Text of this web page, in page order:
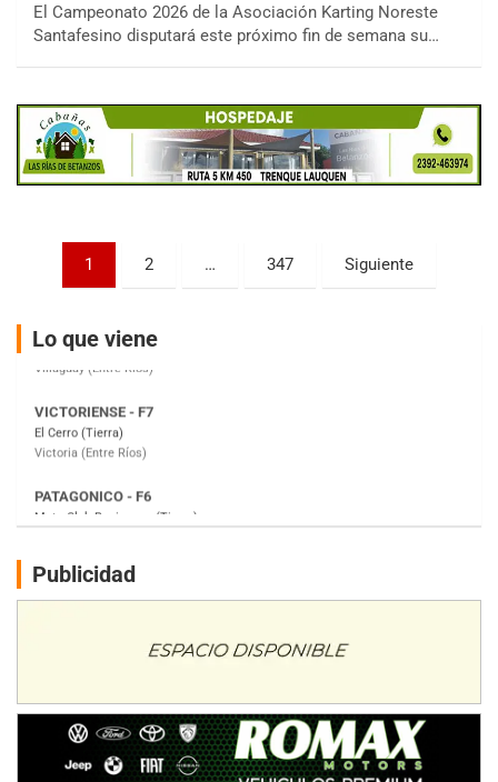
El Campeonato 2026 de la Asociación Karting Noreste
Santafesino disputará este próximo fin de semana su…
Paginación
entradas
1 2 … 347 Siguiente
Lo que viene
08/09-AGO
KDO - F6
Ciudad de Trenque Lauquen (Asfalto)
Trenque Lauquen (Buenos Aires)
Parque de la Velocidad (Asfalto)
Villaguay (Entre Ríos)
El Cerro (Tierra)
Victoria (Entre Ríos)
Moto Club Reginense (Tierra)
Gral. E. Godoy (Río Negro)
Juventud Unida (Tierra)
Humboldt (Santa Fe)
Ciudad de Avellaneda (Asfalto)
Avellaneda (Santa Fe)
SUR SANTAFESINO - F4
TUCUMANO - F5
Juan Navarro (Asfalto)
El Timbó (Tucumán)
Publicidad